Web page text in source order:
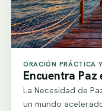
ORACIÓN PRÁCTICA
Encuentra Paz
La Necesidad de
un mundo